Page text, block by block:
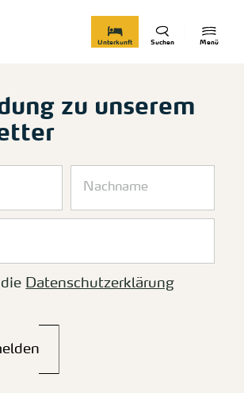
Menü
Suchen
Unterkunft
zu unserem
Datenschutzerklärung